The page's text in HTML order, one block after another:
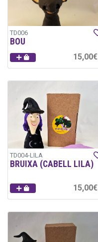
TD006
BOU
15,00€
TD004-LILA
BRUIXA (CABELL LILA)
15,00€